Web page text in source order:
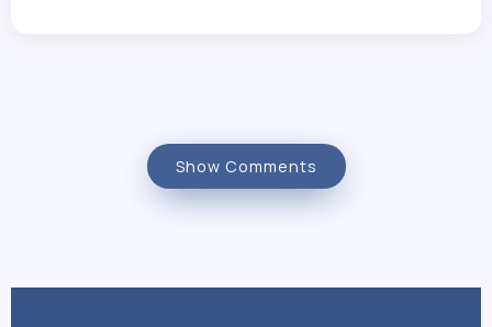
Show Comments